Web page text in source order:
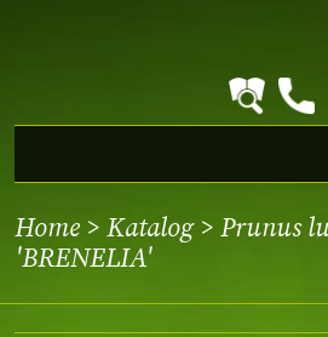
Home > Katalog> Prunus
'BRENELIA'